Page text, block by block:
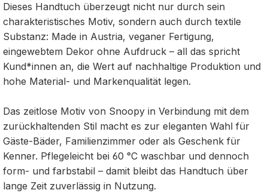
Dieses Handtuch überzeugt nicht nur durch sein
charakteristisches Motiv, sondern auch durch textile
Substanz: Made in Austria, veganer Fertigung,
eingewebtem Dekor ohne Aufdruck – all das spricht
Kund*innen an, die Wert auf nachhaltige Produktion und
hohe Material‑ und Markenqualität legen.
Das zeitlose Motiv von Snoopy in Verbindung mit dem
zurückhaltenden Stil macht es zur eleganten Wahl für
Gäste‑Bäder, Familienzimmer oder als Geschenk für
Kenner. Pflegeleicht bei 60 °C waschbar und dennoch
form‑ und farbstabil – damit bleibt das Handtuch über
lange Zeit zuverlässig in Nutzung.